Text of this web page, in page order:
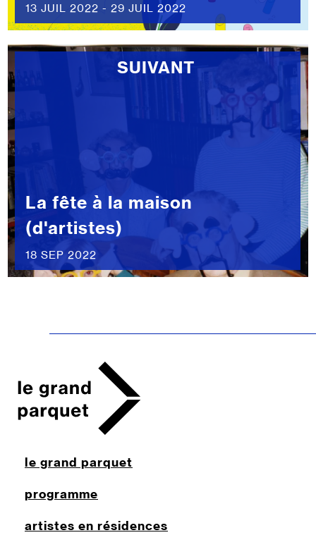
13 JUIL 2022 - 29 JUIL 2022
SUIVANT
La fête à la maison
(d'artistes)
18 SEP 2022
le grand parquet
programme
artistes en résidences